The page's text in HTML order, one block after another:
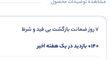
مشاهده توضیحات محصول
7 روز ضمانت بازگشت بی قید و شرط
140+ بازدید در یک هفته اخیر